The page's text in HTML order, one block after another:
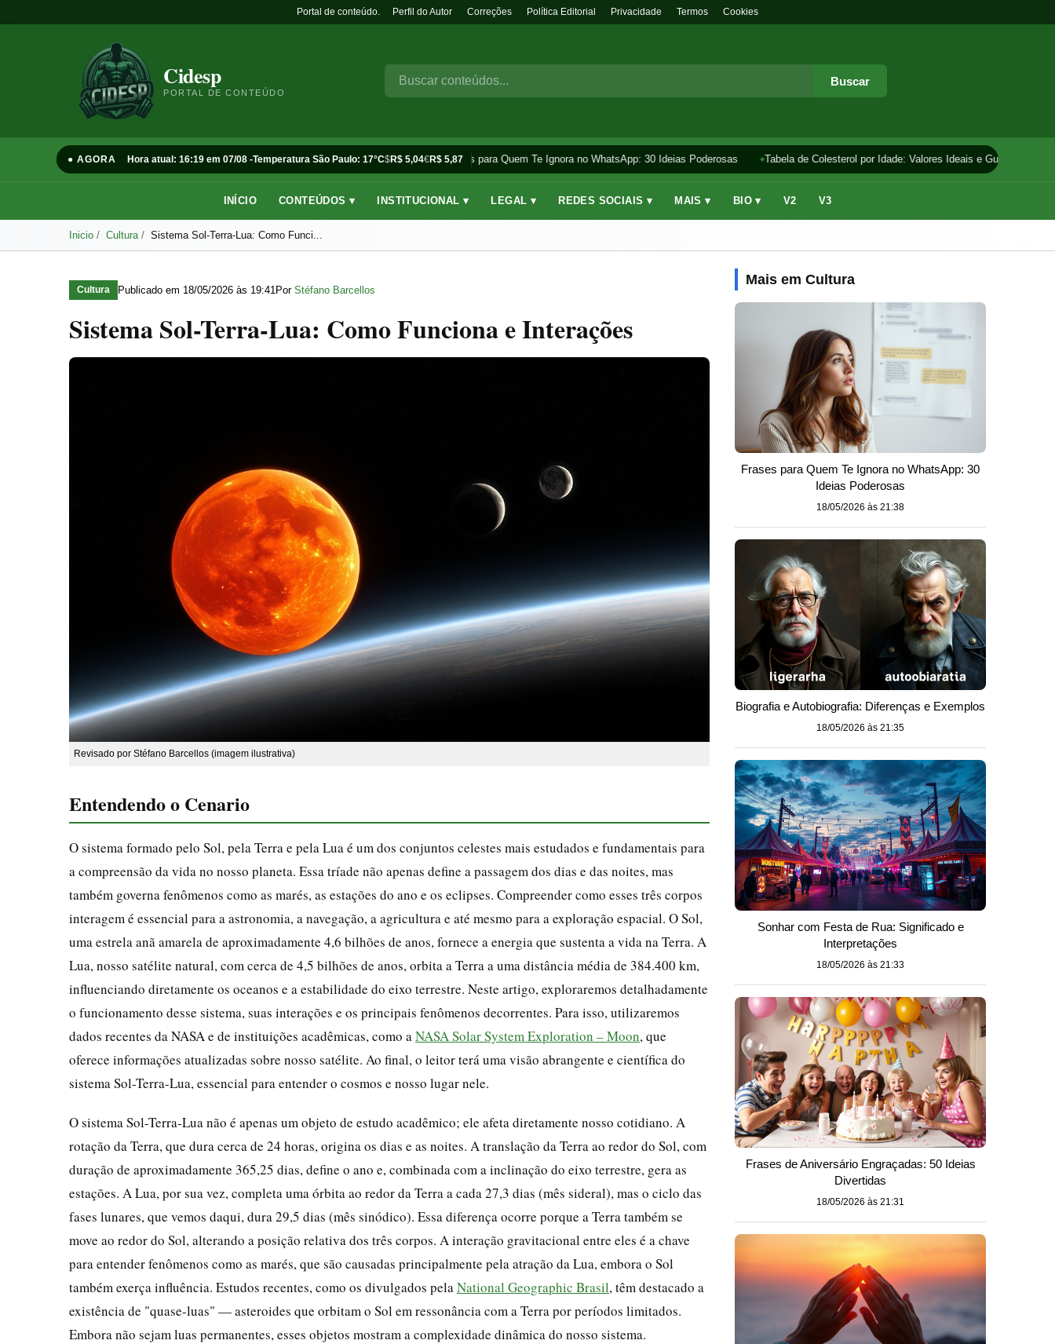
Portal de conteúdo. Perfil do Autor Correções Política Editorial Privacidade Termos Cookies
Cidesp
PORTAL DE CONTEÚDO
Buscar
● AGORA Hora atual: 16:19 em 07/08 -Temperatura São Paulo: 17°C$R$ 5,04€R$ 5,87
Frases para Quem Te Ignora no WhatsApp: 30 Ideias Poderosas Tabela de Colesterol por Idade: Valores Ideais e Guia
INÍCIO CONTEÚDOS ▾ INSTITUCIONAL ▾ LEGAL ▾ REDES SOCIAIS ▾ MAIS ▾ BIO ▾ V2 V3
Inicio Cultura Sistema Sol-Terra-Lua: Como Funci...
Cultura Publicado em 18/05/2026 às 19:41 Por Stéfano Barcellos
Sistema Sol-Terra-Lua: Como Funciona e Interações
Revisado por Stéfano Barcellos (imagem ilustrativa)
Entendendo o Cenario
O sistema formado pelo Sol, pela Terra e pela Lua é um dos conjuntos celestes mais estudados e fundamentais para
a compreensão da vida no nosso planeta. Essa tríade não apenas define a passagem dos dias e das noites, mas
também governa fenômenos como as marés, as estações do ano e os eclipses. Compreender como esses três corpos
interagem é essencial para a astronomia, a navegação, a agricultura e até mesmo para a exploração espacial. O Sol,
uma estrela anã amarela de aproximadamente 4,6 bilhões de anos, fornece a energia que sustenta a vida na Terra. A
Lua, nosso satélite natural, com cerca de 4,5 bilhões de anos, orbita a Terra a uma distância média de 384.400 km,
influenciando diretamente os oceanos e a estabilidade do eixo terrestre. Neste artigo, exploraremos detalhadamente
o funcionamento desse sistema, suas interações e os principais fenômenos decorrentes. Para isso, utilizaremos
dados recentes da NASA e de instituições acadêmicas, como a NASA Solar System Exploration – Moon, que
oferece informações atualizadas sobre nosso satélite. Ao final, o leitor terá uma visão abrangente e científica do
sistema Sol-Terra-Lua, essencial para entender o cosmos e nosso lugar nele.
O sistema Sol-Terra-Lua não é apenas um objeto de estudo acadêmico; ele afeta diretamente nosso cotidiano. A
rotação da Terra, que dura cerca de 24 horas, origina os dias e as noites. A translação da Terra ao redor do Sol, com
duração de aproximadamente 365,25 dias, define o ano e, combinada com a inclinação do eixo terrestre, gera as
estações. A Lua, por sua vez, completa uma órbita ao redor da Terra a cada 27,3 dias (mês sideral), mas o ciclo das
fases lunares, que vemos daqui, dura 29,5 dias (mês sinódico). Essa diferença ocorre porque a Terra também se
move ao redor do Sol, alterando a posição relativa dos três corpos. A interação gravitacional entre eles é a chave
para entender fenômenos como as marés, que são causadas principalmente pela atração da Lua, embora o Sol
também exerça influência. Estudos recentes, como os divulgados pela National Geographic Brasil, têm destacado a
existência de "quase-luas" — asteroides que orbitam o Sol em ressonância com a Terra por períodos limitados.
Embora não sejam luas permanentes, esses objetos mostram a complexidade dinâmica do nosso sistema.
Mais em Cultura
Frases para Quem Te Ignora no WhatsApp: 30
Ideias Poderosas
18/05/2026 às 21:38
Biografia e Autobiografia: Diferenças e Exemplos
18/05/2026 às 21:35
Sonhar com Festa de Rua: Significado e
Interpretações
18/05/2026 às 21:33
Frases de Aniversário Engraçadas: 50 Ideias
Divertidas
18/05/2026 às 21:31